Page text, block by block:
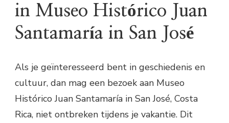
in Museo Histórico Juan
Santamaría in San José
Als je geïnteresseerd bent in geschiedenis en
cultuur, dan mag een bezoek aan Museo
Histórico Juan Santamaría in San José, Costa
Rica, niet ontbreken tijdens je vakantie. Dit